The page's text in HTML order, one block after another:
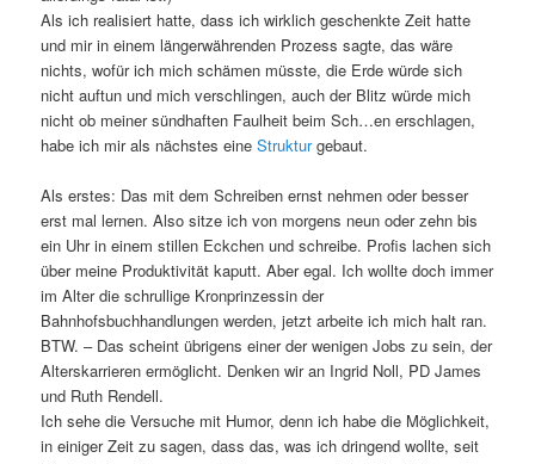
Als ich realisiert hatte, dass ich wirklich geschenkte Zeit hatte
und mir in einem längerwährenden Prozess sagte, das wäre
nichts, wofür ich mich schämen müsste, die Erde würde sich
nicht auftun und mich verschlingen, auch der Blitz würde mich
nicht ob meiner sündhaften Faulheit beim Sch…en erschlagen,
habe ich mir als nächstes eineStrukturgebaut.
Als erstes: Das mit dem Schreiben ernst nehmen oder besser
erst mal lernen. Also sitze ich von morgens neun oder zehn bis
ein Uhr in einem stillen Eckchen und schreibe. Profis lachen sich
über meine Produktivität kaputt. Aber egal. Ich wollte doch immer
im Alter die schrullige Kronprinzessin der
Bahnhofsbuchhandlungen werden, jetzt arbeite ich mich halt ran.
BTW. – Das scheint übrigens einer der wenigen Jobs zu sein, der
Alterskarrieren ermöglicht. Denken wir an Ingrid Noll, PD James
und Ruth Rendell.
Ich sehe die Versuche mit Humor, denn ich habe die Möglichkeit,
in einiger Zeit zu sagen, dass das, was ich dringend wollte, seit